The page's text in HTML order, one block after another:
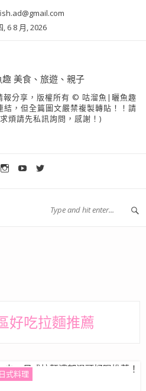
, 6 8 月, 2026
分享，版權所有 © 咕溜魚|曬魚趣
，但全篇圖文嚴禁複製轉貼！！請
煩請先私訊詢問，感謝！)
好吃拉麵推薦
日式料理